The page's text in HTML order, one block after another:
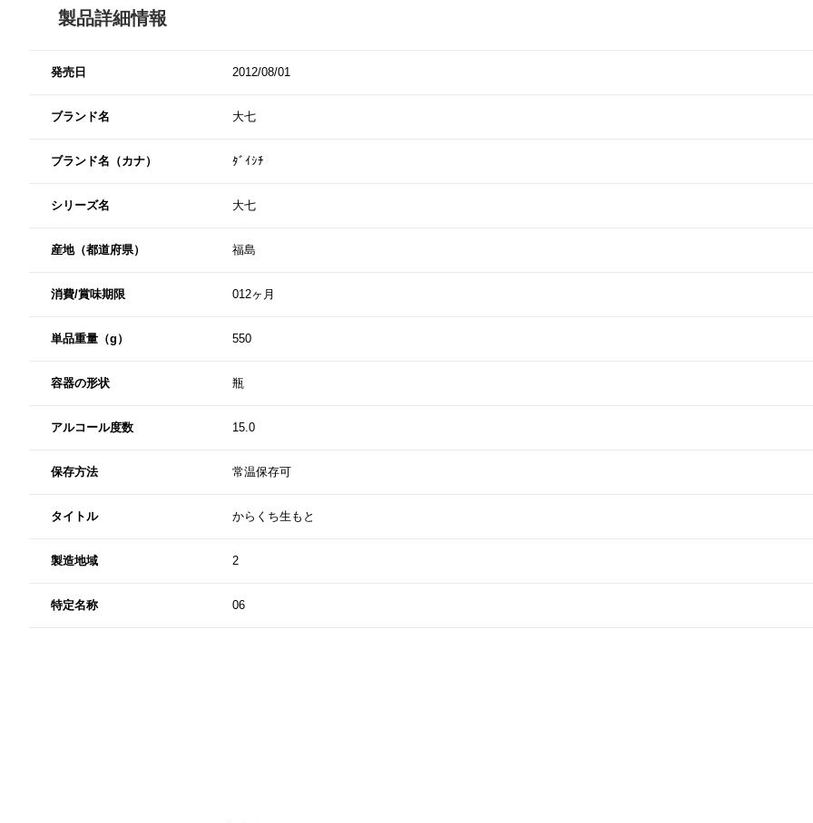
製品詳細情報
発売日 2012/08/01
ブランド名 大七
ブランド名（カナ） ﾀﾞｲｼﾁ
シリーズ名 大七
産地（都道府県） 福島
消費/賞味期限 012ヶ月
単品重量（g） 550
容器の形状 瓶
アルコール度数 15.0
保存方法 常温保存可
タイトル からくち生もと
製造地域 2
特定名称 06